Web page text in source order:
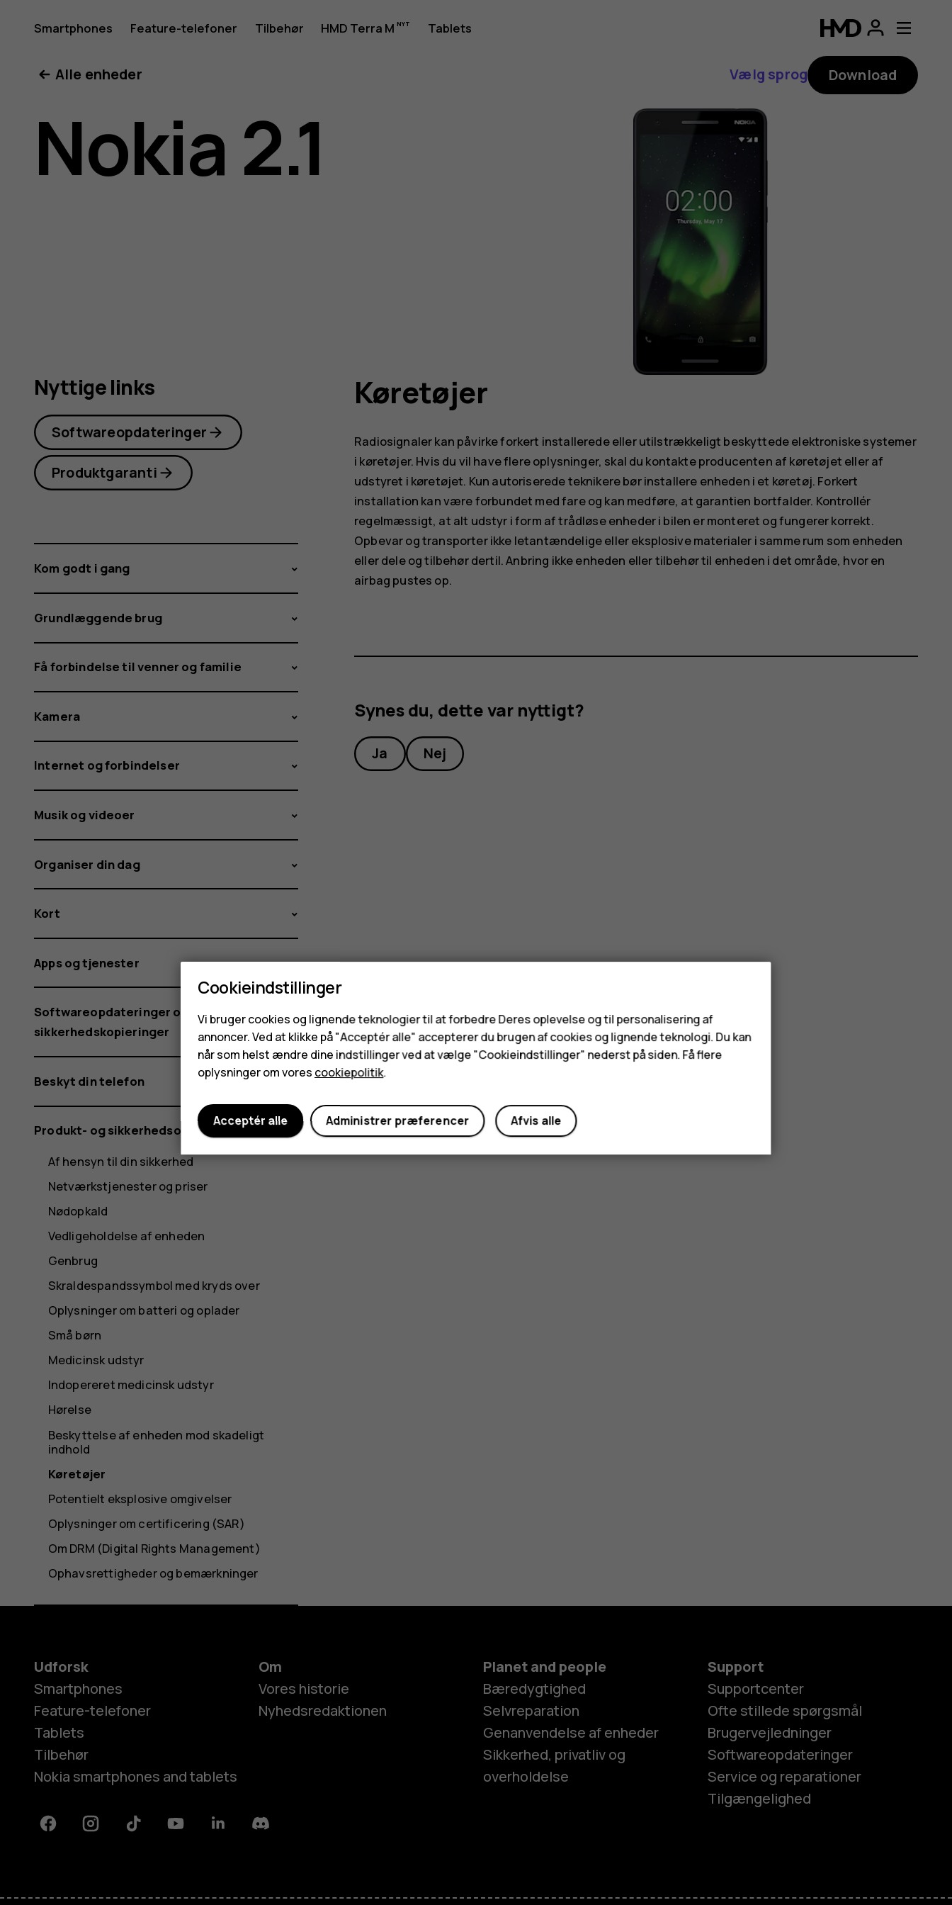
Brugervejledning
til
Nokia
Smartphones Feature-telefoner Tilbehør HMD Terra M Tablets
Alle enheder
Vælg sprog Download
Nokia 2.1
Køretøjer
Radiosignaler kan påvirke forkert installerede eller utilstrækkeligt beskyttede elektroniske systemer
i køretøjer. Hvis du vil have flere oplysninger, skal du kontakte producenten af køretøjet eller af
udstyret i køretøjet. Kun autoriserede teknikere bør installere enheden i et køretøj. Forkert
installation kan være forbundet med fare og kan medføre, at garantien bortfalder. Kontrollér
regelmæssigt, at alt udstyr i form af trådløse enheder i bilen er monteret og fungerer korrekt.
Opbevar og transporter ikke letantændelige eller eksplosive materialer i samme rum som enheden
eller dele og tilbehør dertil. Anbring ikke enheden eller tilbehør til enheden i det område, hvor en
airbag pustes op.
Synes du, dette var nyttigt?
Ja Nej
Nyttige links
Softwareopdateringer
Produktgaranti
Kom godt i gang
Grundlæggende brug
Få forbindelse til venner og familie
Kamera
Internet og forbindelser
Musik og videoer
Organiser din dag
Kort
Apps og tjenester
Softwareopdateringer og
sikkerhedskopieringer
Beskyt din telefon
Produkt- og sikkerhedsoplysninger
Af hensyn til din sikkerhed
Netværkstjenester og priser
Nødopkald
Vedligeholdelse af enheden
Genbrug
Skraldespandssymbol med kryds over
Oplysninger om batteri og oplader
Små børn
Medicinsk udstyr
Indopereret medicinsk udstyr
Hørelse
Beskyttelse af enheden mod skadeligt
indhold
Køretøjer
Potentielt eksplosive omgivelser
Oplysninger om certificering (SAR)
Om DRM (Digital Rights Management)
Ophavsrettigheder og bemærkninger
Udforsk
Smartphones
Feature-telefoner
Tablets
Tilbehør
Nokia smartphones and tablets
Om
Vores historie
Nyhedsredaktionen
Planet and people
Bæredygtighed
Selvreparation
Genanvendelse af enheder
Sikkerhed, privatliv og
overholdelse
Support
Supportcenter
Ofte stillede spørgsmål
Brugervejledninger
Softwareopdateringer
Service og reparationer
Tilgængelighed
FacebookInstagramTiktok YoutubeLinkedinDiscord
Cookieindstillinger
Vi bruger cookies og lignende teknologier til at forbedre Deres oplevelse og til personalisering af
annoncer. Ved at klikke på "Acceptér alle" accepterer du brugen af cookies og lignende teknologi. Du kan
når som helst ændre dine indstillinger ved at vælge "Cookieindstillinger" nederst på siden. Få flere
oplysninger om vores cookiepolitik.
Afvis alle
Administrer præferencer
Acceptér alle